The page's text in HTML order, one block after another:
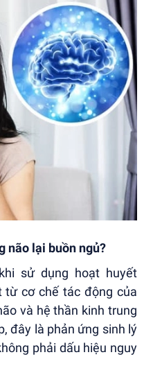
não lại buồn ngủ?
sử dụng hoạt huyết
từ cơ chế tác động của
và hệ thần kinh trung
đây là phản ứng sinh lý
phải dấu hiệu nguy